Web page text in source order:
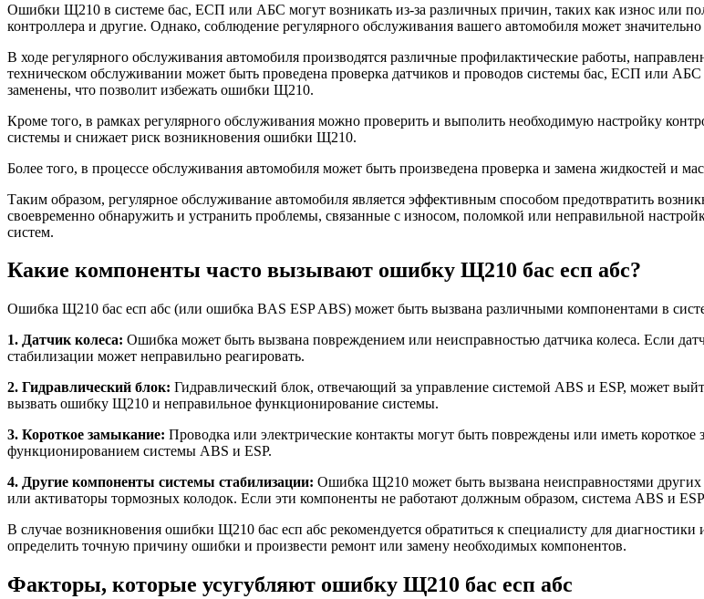
Ошибки Щ210 в системе бас, ЕСП или АБС могут возникать из-за различных причин, таких как износ или
контроллера и другие. Однако, соблюдение регулярного обслуживания вашего автомобиля может
В ходе регулярного обслуживания автомобиля производятся различные профилактические работы,
техническом обслуживании может быть проведена проверка датчиков и проводов системы бас, ЕСП или
заменены, что позволит избежать ошибки Щ210.
Кроме того, в рамках регулярного обслуживания можно проверить и выполить необходимую настройку
системы и снижает риск возникновения ошибки Щ210.
Более того, в процессе обслуживания автомобиля может быть произведена проверка и замена жидкостей и
Таким образом, регулярное обслуживание автомобиля является эффективным способом предотвратить
своевременно обнаружить и устранить проблемы, связанные с износом, поломкой или неправильной
систем.
Какие компоненты часто вызывают ошибку Щ210 бас есп абс?
Ошибка Щ210 бас есп абс (или ошибка BAS ESP ABS) может быть вызвана различными компонентами в
1. Датчик колеса: Ошибка может быть вызвана повреждением или неисправностью датчика колеса. Если
стабилизации может неправильно реагировать.
2. Гидравлический блок: Гидравлический блок, отвечающий за управление системой ABS и ESP, может
вызвать ошибку Щ210 и неправильное функционирование системы.
3. Короткое замыкание: Проводка или электрические контакты могут быть повреждены или иметь
функционированием системы ABS и ESP.
4. Другие компоненты системы стабилизации: Ошибка Щ210 может быть вызвана неисправностями других
или активаторы тормозных колодок. Если эти компоненты не работают должным образом, система ABS и
В случае возникновения ошибки Щ210 бас есп абс рекомендуется обратиться к специалисту для
определить точную причину ошибки и произвести ремонт или замену необходимых компонентов.
Факторы, которые усугубляют ошибку Щ210 бас есп абс